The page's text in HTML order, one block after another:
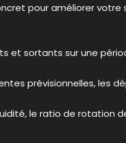
pour améliorer votre
sortants sur une
prévisionnelles, les
le ratio de rotation